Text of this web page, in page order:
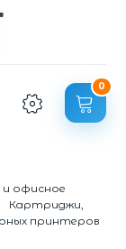
0
офисное
Картриджи,
принтеров